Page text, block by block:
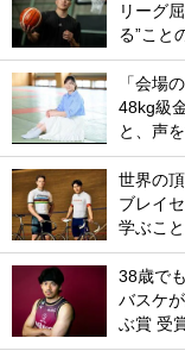
リーグ
る”こと
「会場
48kg級
と、声
世界の
ブレイ
学ぶこ
38歳で
バスケ
ぶ賞 受